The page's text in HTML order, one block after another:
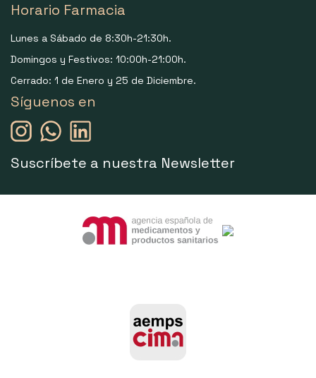
Horario Farmacia
Lunes a Sábado de 8:30h-21:30h.
Domingos y Festivos: 10:00h-21:00h.
Cerrado: 1 de Enero y 25 de Diciembre.
Síguenos en
Suscríbete a nuestra Newsletter